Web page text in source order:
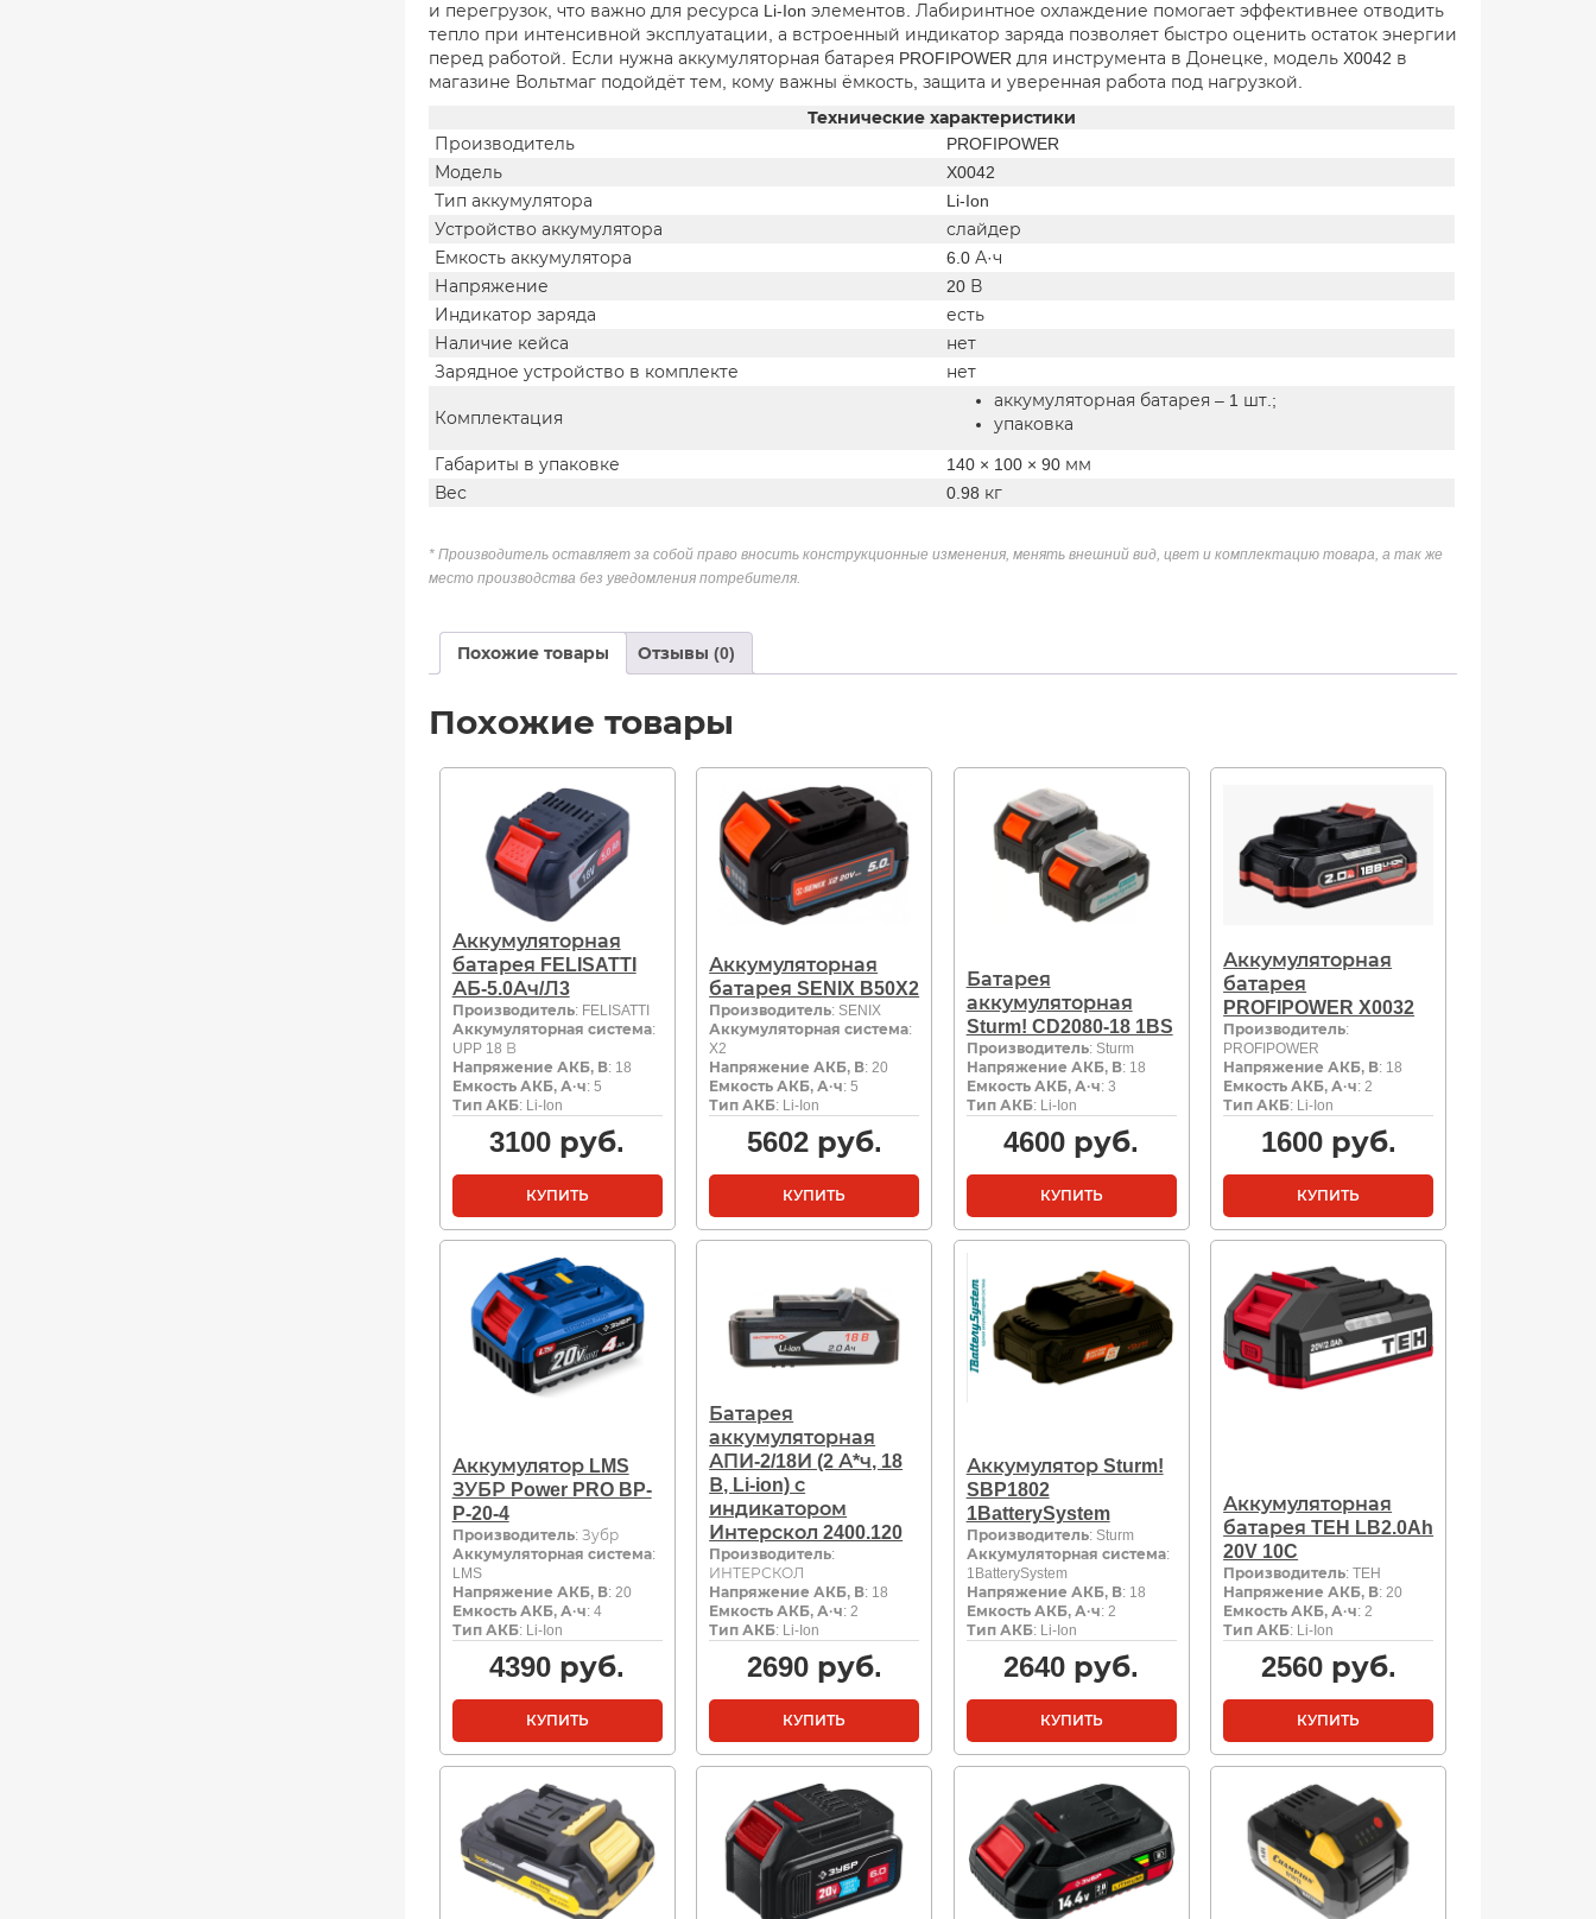
и перегрузок, что важно для ресурса Li-Ion элементов. Лабиринтное охлаждение помогает эффективнее отводить
тепло при интенсивной эксплуатации, а встроенный индикатор заряда позволяет быстро оценить остаток энергии
перед работой. Если нужна аккумуляторная батарея PROFIPOWER для инструмента в Донецке, модель X0042 в
магазине Вольтмаг подойдёт тем, кому важны ёмкость, защита и уверенная работа под нагрузкой.
Технические характеристики
Производитель
PROFIPOWER
Модель
X0042
Тип аккумулятора
Li-Ion
Устройство аккумулятора
слайдер
Емкость аккумулятора
6.0 А·ч
Напряжение
20 В
Индикатор заряда
есть
Наличие кейса
нет
Зарядное устройство в комплекте
нет
Комплектация
аккумуляторная батарея – 1 шт.;
упаковка
Габариты в упаковке
140 × 100 × 90 мм
Вес
0.98 кг
* Производитель оставляет за собой право вносить конструкционные изменения, менять внешний вид, цвет и комплектацию товара, а так же
место производства без уведомления потребителя.
Похожие товары Отзывы (0)
Похожие товары
Аккумуляторная
батарея FELISATTI
АБ-5.0Ач/Л3
Производитель: FELISATTI
Аккумуляторная система:
UPP 18 В
Напряжение АКБ, В: 18
Емкость АКБ, А·ч: 5
Тип АКБ: Li-Ion
3100 руб.
КУПИТЬ
Аккумуляторная
батарея SENIX B50X2
Производитель: SENIX
Аккумуляторная система:
X2
Напряжение АКБ, В: 20
Емкость АКБ, А·ч: 5
Тип АКБ: Li-Ion
5602руб.
КУПИТЬ
Батарея
аккумуляторная
Sturm! CD2080-18 1BS
Производитель: Sturm
Напряжение АКБ, В: 18
Емкость АКБ, А·ч: 3
Тип АКБ: Li-Ion
4600 руб.
КУПИТЬ
Аккумуляторная
батарея
PROFIPOWER X0032
Производитель:
PROFIPOWER
Напряжение АКБ, В: 18
Емкость АКБ, А·ч: 2
Тип АКБ: Li-Ion
1600руб.
КУПИТЬ
Аккумулятор LMS
ЗУБР Power PRO BP-
P-20-4
Производитель: Зубр
Аккумуляторная система:
LMS
Напряжение АКБ, В: 20
Емкость АКБ, А·ч: 4
Тип АКБ: Li-Ion
4390 руб.
КУПИТЬ
Батарея
аккумуляторная
АПИ-2/18И (2 А*ч, 18
В, Li-ion) с
индикатором
Интерскол 2400.120
Производитель:
ИНТЕРСКОЛ
Напряжение АКБ, В: 18
Емкость АКБ, А·ч: 2
Тип АКБ: Li-Ion
2690руб.
КУПИТЬ
Аккумулятор Sturm!
SBP1802
1BatterySystem
Производитель: Sturm
Аккумуляторная система:
1BatterySystem
Напряжение АКБ, В: 18
Емкость АКБ, А·ч: 2
Тип АКБ: Li-Ion
2640 руб.
КУПИТЬ
Аккумуляторная
батарея TEH LB2.0Ah
20V 10C
Производитель: TEH
Напряжение АКБ, В: 20
Емкость АКБ, А·ч: 2
Тип АКБ: Li-Ion
2560руб.
КУПИТЬ